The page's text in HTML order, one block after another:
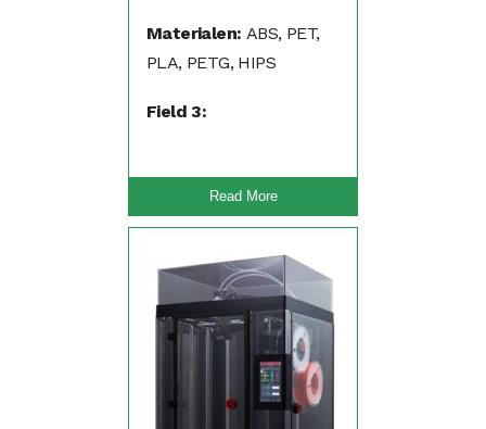
Materialen: ABS, PET,
PLA, PETG, HIPS
Field 3:
Read More